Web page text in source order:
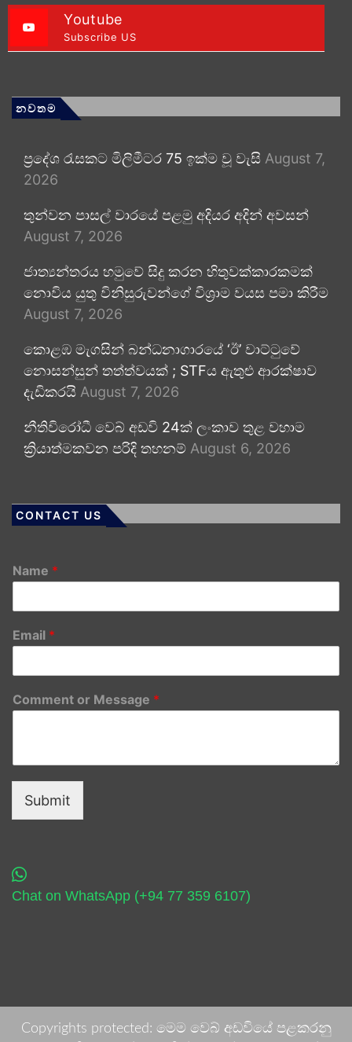
Youtube
Subscribe US
නවතම
ප්‍රදේශ රැසකට මිලිමීටර 75 ඉක්ම වූ වැසි August 7,
2026
තුන්වන පාසල් වාරයේ පළමු අදියර අදින් අවසන්
August 7, 2026
ජාත්‍යන්තරය හමුවේ සිදු කරන හිතුවක්කාරකමක්
නොවිය යුතු විනිසුරුවන්ගේ විශ්‍රාම වයස පමා කිරීම
August 7, 2026
කොළඹ මැගසින් බන්ධනාගාරයේ ‘ඊ’ වාට්ටුවේ
නොසන්සුන් තත්ත්වයක් ; STFය ඇතුළු ආරක්ෂාව
දැඩිකරයි August 7, 2026
නීතිවිරෝධී වෙබ් අඩවි 24ක් ලංකාව තුළ වහාම
ක්‍රියාත්මකවන පරිදි තහනම් August 6, 2026
CONTACT US
Name *
Email *
Comment or Message *
Submit
Chat on WhatsApp (+94 77 359 6107)
Copyrights protected: මෙම වෙබ් අඩවියේ පළකරනු